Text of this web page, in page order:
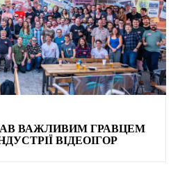
ВАЖЛИВИМ ГРАВЦЕМ
ВІДЕОІГОР